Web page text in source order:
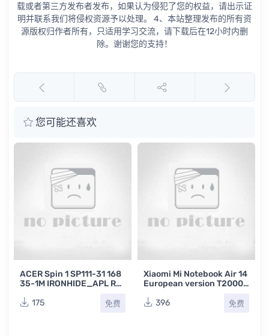
载或者第三方发布者发布，如果认为侵犯了您的权益，请出示证
明并联系我们将侵权资源予以处理。 4、本站整理发布的所有资
源版权归作者所有，只适用学习交流，请下载后在12小时内删
除。谢谢您的支持！
您可能还喜欢
ACER Spin 1 SP111-31 168
35-1M IRONHIDE_APL RE
BRD175 免费
Xiaomi Mi Notebook Air 14
European version T2000B
本主板点位图PDF
396 免费